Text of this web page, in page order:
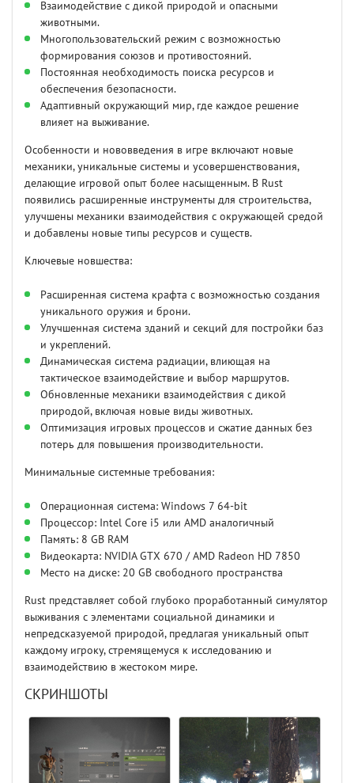
Взаимодействие с дикой природой и опасными
животными.
Многопользовательский режим с возможностью
формирования союзов и противостояний.
Постоянная необходимость поиска ресурсов и
обеспечения безопасности.
Адаптивный окружающий мир, где каждое решение
влияет на выживание.
Особенности и нововведения в игре включают новые
механики, уникальные системы и усовершенствования,
делающие игровой опыт более насыщенным. В Rust
появились расширенные инструменты для строительства,
улучшены механики взаимодействия с окружающей средой
и добавлены новые типы ресурсов и существ.
Ключевые новшества:
Расширенная система крафта с возможностью создания
уникального оружия и брони.
Улучшенная система зданий и секций для постройки баз
и укреплений.
Динамическая система радиации, влиющая на
тактическое взаимодействие и выбор маршрутов.
Обновленные механики взаимодействия с дикой
природой, включая новые виды животных.
Оптимизация игровых процессов и сжатие данных без
потерь для повышения производительности.
Минимальные системные требования:
Операционная система: Windows 7 64-bit
Процессор: Intel Core i5 или AMD аналогичный
Память: 8 GB RAM
Видеокарта: NVIDIA GTX 670 / AMD Radeon HD 7850
Место на диске: 20 GB свободного пространства
Rust представляет собой глубоко проработанный симулятор
выживания с элементами социальной динамики и
непредсказуемой природой, предлагая уникальный опыт
каждому игроку, стремящемуся к исследованию и
взаимодействию в жестоком мире.
СКРИНШОТЫ